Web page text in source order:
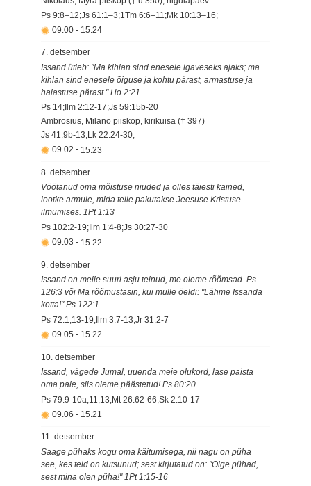
Ps 9:8–12;Js 61:1–3;1Tm 6:6–11;Mk 10:13–16;
09.00 - 15.24
7. detsember
Issand ütleb: "Ma kihlan sind enesele igaveseks ajaks; ma
kihlan sind enesele õiguse ja kohtu pärast, armastuse ja
halastuse pärast." Ho 2:21
Ps 14;Ilm 2:12-17;Js 59:15b-20
Ambrosius, Milano piiskop, kirikuisa († 397)
Js 41:9b-13;Lk 22:24-30;
09.02 - 15.23
8. detsember
Vöötanud oma mõistuse niuded ja olles täiesti kained,
lootke armule, mida teile pakutakse Jeesuse Kristuse
ilmumises. 1Pt 1:13
Ps 102:2-19;Ilm 1:4-8;Js 30:27-30
09.03 - 15.22
9. detsember
Issand on meile suuri asju teinud, me oleme rõõmsad. Ps
126:3 või Ma rõõmustasin, kui mulle öeldi: "Lähme Issanda
kotta!" Ps 122:1
Ps 72:1,13-19;Ilm 3:7-13;Jr 31:2-7
09.05 - 15.22
10. detsember
Issand, vägede Jumal, uuenda meie olukord, lase paista
oma pale, siis oleme päästetud! Ps 80:20
Ps 79:9-10a,11,13;Mt 26:62-66;Sk 2:10-17
09.06 - 15.21
11. detsember
Saage pühaks kogu oma käitumisega, nii nagu on püha
see, kes teid on kutsunud; sest kirjutatud on: "Olge pühad,
sest mina olen püha!" 1Pt 1:15-16